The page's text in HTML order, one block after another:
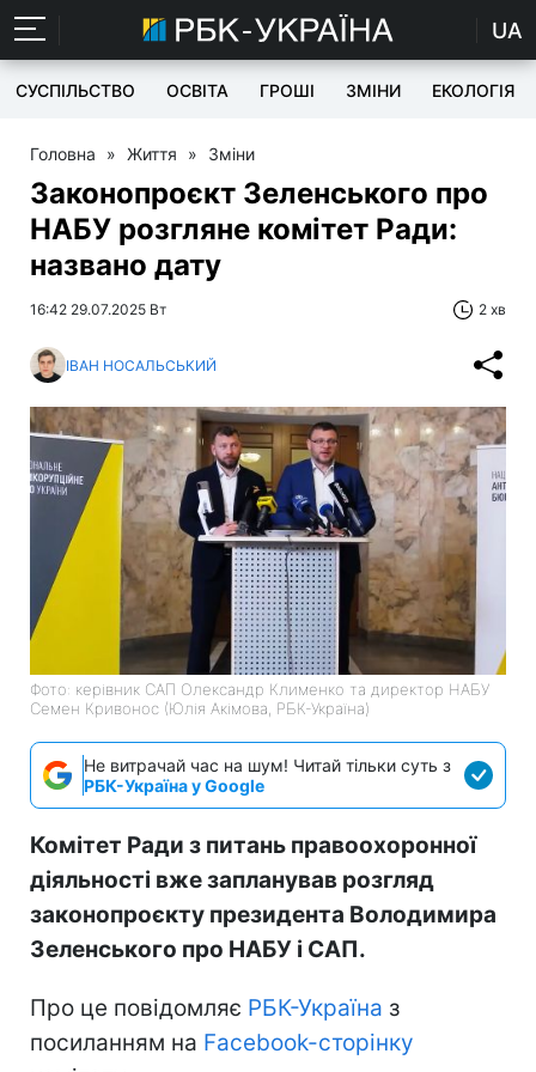
UA
СУСПІЛЬСТВО ОСВІТА ГРОШІ ЗМІНИ ЕКОЛОГІЯ
Головна » Життя » Зміни
Законопроєкт Зеленського про
НАБУ розгляне комітет Ради:
названо дату
16:42 29.07.2025 Вт 2 хв
ІВАН НОСАЛЬСЬКИЙ
Фото: керівник САП Олександр Клименко та директор НАБУ
Семен Кривонос (Юлія Акімова, РБК-Україна)
Не витрачай час на шум! Читай тільки суть з
РБК-Україна у Google
Комітет Ради з питань правоохоронної
діяльності вже запланував розгляд
законопроєкту президента Володимира
Зеленського про НАБУ і САП.
Про це повідомляє РБК-Україна з
посиланням на Facebook-сторінку